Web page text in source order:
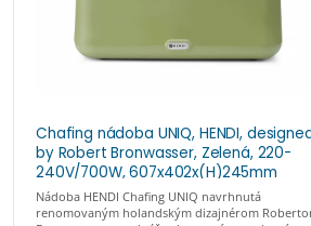
Chafing nádoba UNIQ, HENDI,
by Robert Bronwasser, Zelená, 220-
240V/700W, 607x402x(H)245mm
zeleny, GN1/1, Kód: 470435
Nádoba HENDI Chafing UNIQ navrhnutá
renomovaným holandským dizajnérom